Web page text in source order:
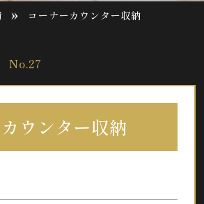
» コーナーカウンター収納
No.27
ウンター収納